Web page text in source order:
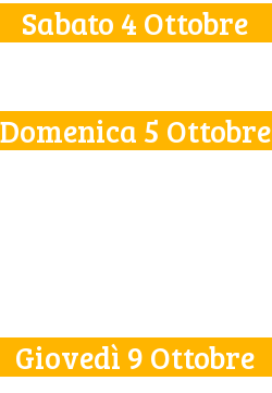
Sabato 4 Ottobre
Domenica 5 Ottobre
Giovedì 9 Ottobre